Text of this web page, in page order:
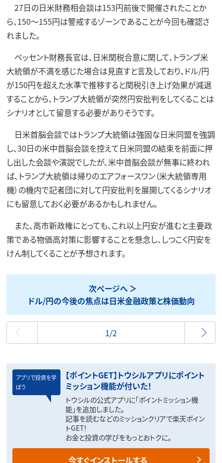
27日の日米財務相会談は153円前後で開催されたことか
ら、150～155円は警戒するゾーンであることが今回も確認さ
れました。
ベッセント財務長官は、日米関税合意に関して、トランプ米
大統領が不満を感じた場合は見直すと言及しており、ドル/円
が150円を超えた水準で推移すると関税引き上げ効果が減退
することから、トランプ大統領が突然円安批判をしてくることは
シナリオとして留意する必要がありそうです。
日米首脳会談ではトランプ大統領は強固な日米同盟を強調
し、30日の米中首脳会談を控えて日米同盟の結束を前面に押
し出した会談や演説でしたが、米中首脳会談が無事に終われ
ば、トランプ大統領は帰りのエアフォースワン（米大統領専用
機）の機内で記者団に対して円安批判を展開してくるシナリオ
にも留意しておく必要があるかもしれません。
また、高市新政権にとっても、これ以上円安が進むと主要政
策である物価高対策に影響することを懸念し、しつこく円安を
けん制してくることが予想されます。
次ページへ
ドル/円の今後の焦点は日米金融政策と株価動向
最初
1/2
アプリで投資を学
ぼう
【ポイントGET】トウシルアプリにポイント
ミッション機能が付いた！
トウシルの公式アプリに「ポイントミッション機
能」を追加しました。
記事を読むなどのミッションクリアで楽天ポイン
トGET！
お金と投資の学びをもっとおトクに。
今すぐインストールする